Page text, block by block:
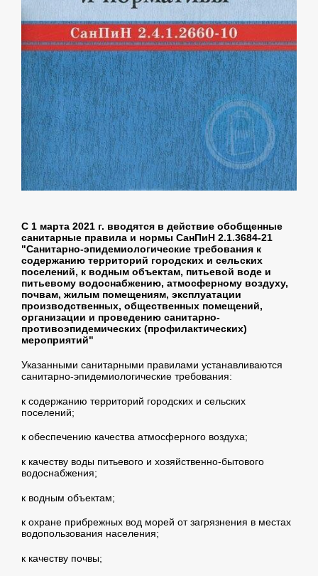
С 1 марта 2021 г. вводятся в действие обобщенные
санитарные правила и нормы СанПиН 2.1.3684-21
"Санитарно-эпидемиологические требования к
содержанию территорий городских и сельских
поселений, к водным объектам, питьевой воде и
питьевому водоснабжению, атмосферному воздуху,
почвам, жилым помещениям, эксплуатации
производственных, общественных помещений,
организации и проведению санитарно-
противоэпидемических (профилактических)
мероприятий"
Указанными санитарными правилами устанавливаются
санитарно-эпидемиологические требования:
к содержанию территорий городских и сельских
поселений;
к обеспечению качества атмосферного воздуха;
к качеству воды питьевого и хозяйственно-бытового
водоснабжения;
к водным объектам;
к охране прибрежных вод морей от загрязнения в местах
водопользования населения;
к качеству почвы;